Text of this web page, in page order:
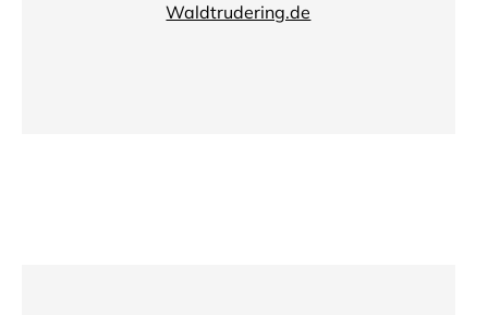
Waldtrudering.de